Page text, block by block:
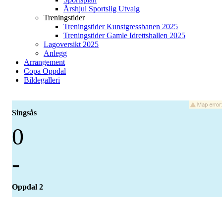
Årshjul Sportslig Utvalg
Treningstider
Treningstider Kunstgressbanen 2025
Treningstider Gamle Idrettshallen 2025
Lagoversikt 2025
Anlegg
Arrangement
Copa Oppdal
Bildegalleri
Singsås
0
-
Oppdal 2